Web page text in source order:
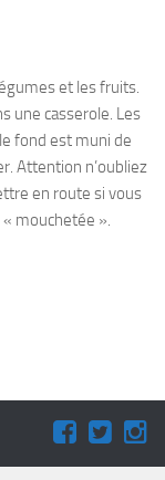
et les fruits.
une casserole. Les
fond est muni de
Attention n’oubliez
en route si vous
mouchetée ».